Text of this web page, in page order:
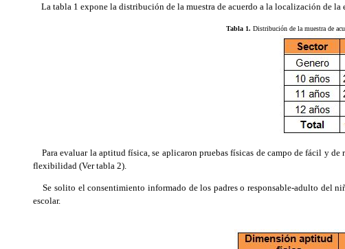
La tabla 1 expone la distribución de la muestra de acuerdo a la localización de la
Tabla 1. Distribución de la muestra de
Para evaluar la aptitud física, se aplicaron pruebas físicas de campo de fácil y
flexibilidad (Ver tabla 2).
Se solito el consentimiento informado de los padres o responsable-adulto del
escolar.